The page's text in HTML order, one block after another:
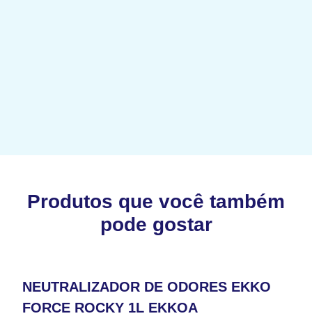
Produtos que você também
pode gostar
NEUTRALIZADOR DE ODORES EKKO
FORCE ROCKY 1L EKKOA